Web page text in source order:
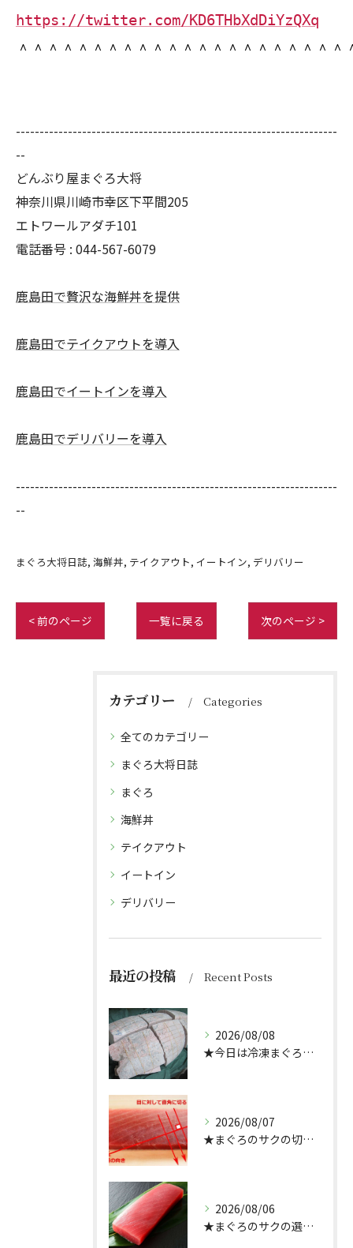
https://twitter.com/KD6THbXdDiYzQXq
＾＾＾＾＾＾＾＾＾＾＾＾＾＾＾＾＾＾＾＾＾
--------------------------------------------------------------------
--
どんぶり屋まぐろ大将
神奈川県川崎市幸区下平間205
エトワールアダチ101
電話番号 : 044-567-6079
鹿島田で贅沢な海鮮丼を提供
鹿島田でテイクアウトを導入
鹿島田でイートインを導入
鹿島田でデリバリーを導入
--------------------------------------------------------------------
--
まぐろ大将日誌 海鮮丼 テイクアウト イートイン デリバリー
< 前のページ 一覧に戻る 次のページ >
カテゴリー Categories
全てのカテゴリー
まぐろ大将日誌
まぐろ
海鮮丼
テイクアウト
イートイン
デリバリー
最近の投稿 Recent Posts
2026/08/08
★今日は冷凍まぐろのサクの解凍方法★（どんぶり屋まぐろ大将）
2026/08/07
★まぐろのサクの切り方★
2026/08/06
★まぐろのサクの選び方★（どんぶり屋まぐろ大将）